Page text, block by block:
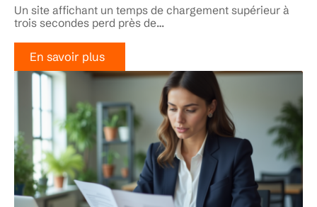
Un site affichant un temps de chargement supérieur à
trois secondes perd près de…
En savoir plus